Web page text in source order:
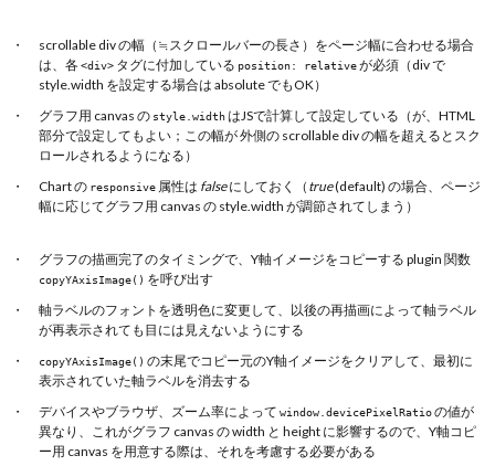
scrollable div の幅（≒スクロールバーの長さ）をページ幅に合わせる場合
は、各 <div> タグに付加している position: relativeが必須（div で
style.width を設定する場合は absolute でもOK）
グラフ用 canvas の style.widthはJSで計算して設定している（が、HTML
部分で設定してもよい；この幅が 外側の scrollable div の幅を超えるとスク
ロールされるようになる）
Chart の responsive 属性は falseにしておく（ true(default) の場合、ページ
幅に応じてグラフ用 canvas の style.width が調節されてしまう）
グラフの描画完了のタイミングで、Y軸イメージをコピーする plugin 関数
copyYAxisImage() を呼び出す
軸ラベルのフォントを透明色に変更して、以後の再描画によって軸ラベル
が再表示されても目には見えないようにする
copyYAxisImage() の末尾でコピー元のY軸イメージをクリアして、最初に
表示されていた軸ラベルを消去する
デバイスやブラウザ、ズーム率によって window.devicePixelRatioの値が
異なり、これがグラフ canvas の width と height に影響するので、Y軸コピ
ー用 canvas を用意する際は、それを考慮する必要がある